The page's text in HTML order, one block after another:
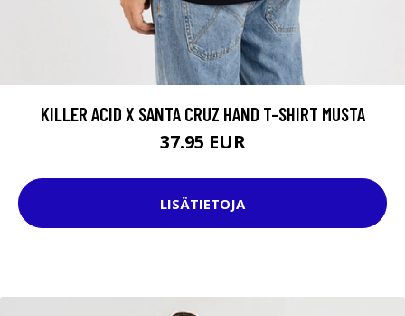
KILLER ACID X SANTA CRUZ HAND T-SHIRT MUSTA
37.95 EUR
LISÄTIETOJA